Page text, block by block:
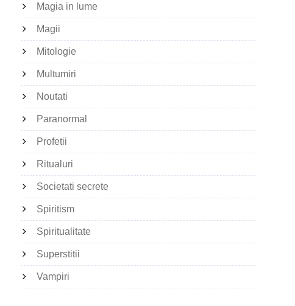
Magia in lume
Magii
Mitologie
Multumiri
Noutati
Paranormal
Profetii
Ritualuri
Societati secrete
Spiritism
Spiritualitate
Superstitii
Vampiri